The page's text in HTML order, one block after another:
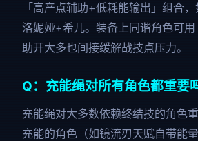
「高产点辅助+低耗能输出」组合
洛妮娅+希儿。装备上同谐角色可
助开大多也间接缓解战技点压力。
Q：充能绳对所有角色都重要
充能绳对大多数依赖终结技的角色
充能的角色（如镜流刃天赋自带能